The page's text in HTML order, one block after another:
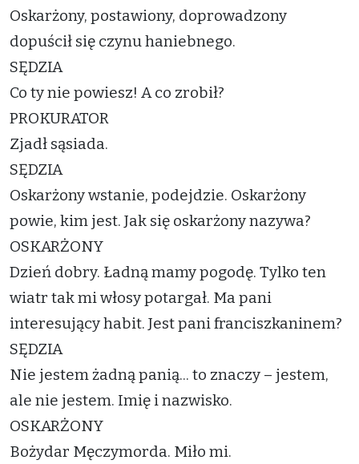
Oskarżony, postawiony, doprowadzony
dopuścił się czynu haniebnego.
SĘDZIA
Co ty nie powiesz! A co zrobił?
PROKURATOR
Zjadł sąsiada.
SĘDZIA
Oskarżony wstanie, podejdzie. Oskarżony
powie, kim jest. Jak się oskarżony nazywa?
OSKARŻONY
Dzień dobry. Ładną mamy pogodę. Tylko ten
wiatr tak mi włosy potargał. Ma pani
interesujący habit. Jest pani franciszkaninem?
SĘDZIA
Nie jestem żadną panią... to znaczy – jestem,
ale nie jestem. Imię i nazwisko.
OSKARŻONY
Bożydar Męczymorda. Miło mi.